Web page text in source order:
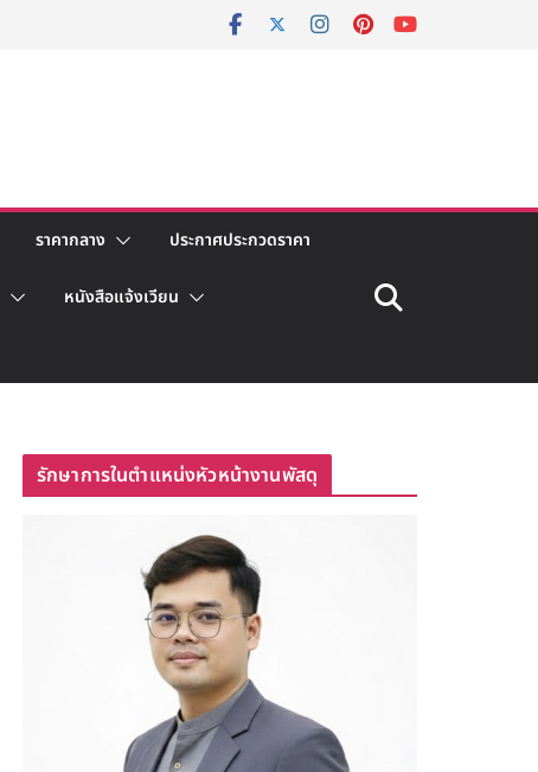
ราคากลาง ประกาศประกวดราคา
หนังสือแจ้งเวียน
รักษาการในตำแหน่งหัวหน้างานพัสดุ